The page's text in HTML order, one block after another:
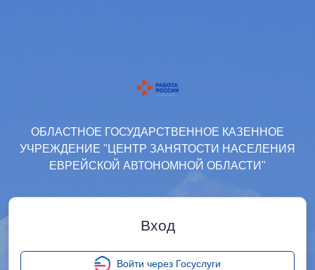
ОБЛАСТНОЕ ГОСУДАРСТВЕННОЕ КАЗЕННОЕ
УЧРЕЖДЕНИЕ "ЦЕНТР ЗАНЯТОСТИ НАСЕЛЕНИЯ
ЕВРЕЙСКОЙ АВТОНОМНОЙ ОБЛАСТИ"
Вход
Войти через Госуслуги